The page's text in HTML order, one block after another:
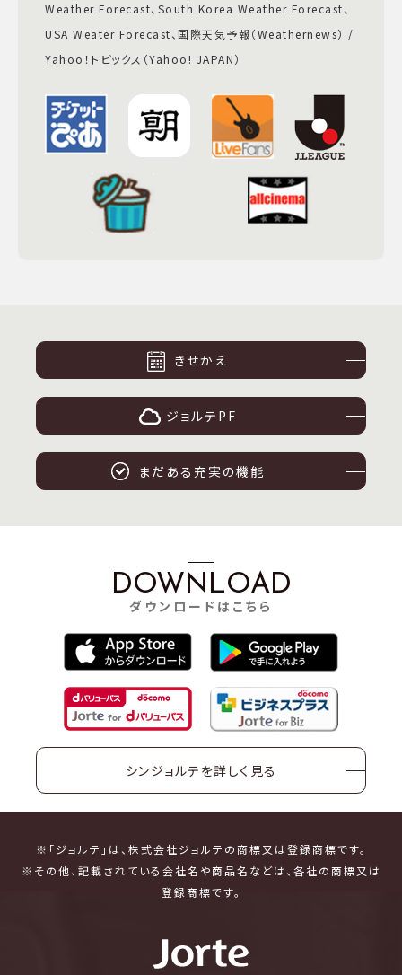
Weather Forecast、South Korea Weather Forecast、
USA Weater Forecast、国際天気予報（Weathernews） /
Yahoo！トピックス（Yahoo! JAPAN）
きせかえ
ジョルテPF
まだある充実の機能
DOWNLOAD
ダウンロードはこちら
シンジョルテを詳しく見る
※「ジョルテ」は、株式会社ジョルテの商標又は登録商標です。
※その他、記載されている会社名や商品名などは、各社の商標又は
登録商標です。